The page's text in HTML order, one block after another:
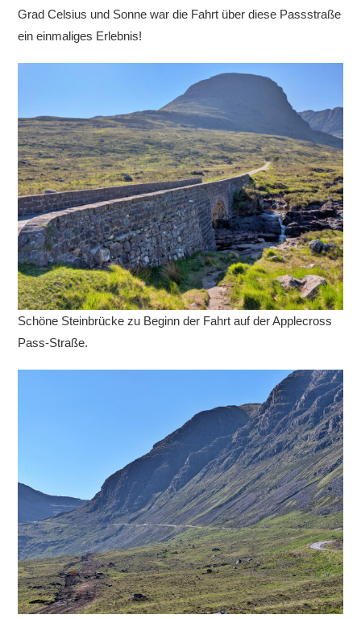
Grad Celsius und Sonne war die Fahrt über diese Passstraße
ein einmaliges Erlebnis!
Schöne Steinbrücke zu Beginn der Fahrt auf der Applecross
Pass-Straße.